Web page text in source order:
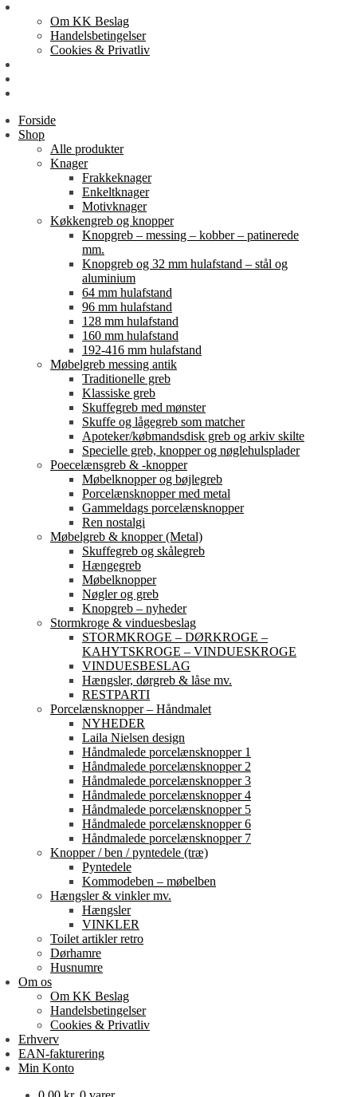
Om KK Beslag
Handelsbetingelser
Cookies & Privatliv
Forside
Shop
Alle produkter
Knager
Frakkeknager
Enkeltknager
Motivknager
Køkkengreb og knopper
Knopgreb – messing – kobber – patinerede
mm.
Knopgreb og 32 mm hulafstand – stål og
aluminium
64 mm hulafstand
96 mm hulafstand
128 mm hulafstand
160 mm hulafstand
192-416 mm hulafstand
Møbelgreb messing antik
Traditionelle greb
Klassiske greb
Skuffegreb med mønster
Skuffe og lågegreb som matcher
Apoteker/købmandsdisk greb og arkiv skilte
Specielle greb, knopper og nøglehulsplader
Poecelænsgreb & -knopper
Møbelknopper og bøjlegreb
Porcelænsknopper med metal
Gammeldags porcelænsknopper
Ren nostalgi
Møbelgreb & knopper (Metal)
Skuffegreb og skålegreb
Hængegreb
Møbelknopper
Nøgler og greb
Knopgreb – nyheder
Stormkroge & vinduesbeslag
STORMKROGE – DØRKROGE –
KAHYTSKROGE – VINDUESKROGE
VINDUESBESLAG
Hængsler, dørgreb & låse mv.
RESTPARTI
Porcelænsknopper – Håndmalet
NYHEDER
Laila Nielsen design
Håndmalede porcelænsknopper 1
Håndmalede porcelænsknopper 2
Håndmalede porcelænsknopper 3
Håndmalede porcelænsknopper 4
Håndmalede porcelænsknopper 5
Håndmalede porcelænsknopper 6
Håndmalede porcelænsknopper 7
Knopper / ben / pyntedele (træ)
Pyntedele
Kommodeben – møbelben
Hængsler & vinkler mv.
Hængsler
VINKLER
Toilet artikler retro
Dørhamre
Husnumre
Om os
Om KK Beslag
Handelsbetingelser
Cookies & Privatliv
Erhverv
EAN-fakturering
Min Konto